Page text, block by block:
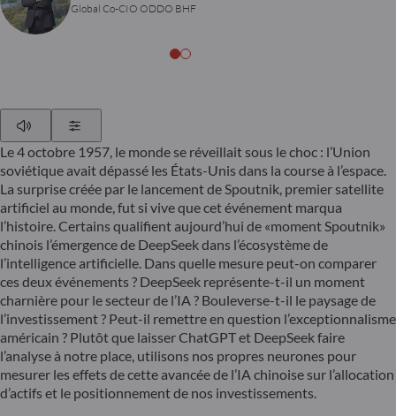
Global Co-CIO ODDO BHF
Le 4 octobre 1957, le monde se réveillait sous le choc : l’Union
soviétique avait dépassé les États-Unis dans la course à l’espace.
La surprise créée par le lancement de Spoutnik, premier satellite
artificiel au monde, fut si vive que cet événement marqua
l’histoire. Certains qualifient aujourd’hui de «moment Spoutnik»
chinois l’émergence de DeepSeek dans l’écosystème de
l’intelligence artificielle. Dans quelle mesure peut-on comparer
ces deux événements ? DeepSeek représente-t-il un moment
charnière pour le secteur de l’IA ? Bouleverse-t-il le paysage de
l’investissement ? Peut-il remettre en question l’exceptionnalisme
américain ? Plutôt que laisser ChatGPT et DeepSeek faire
l’analyse à notre place, utilisons nos propres neurones pour
mesurer les effets de cette avancée de l’IA chinoise sur l’allocation
d’actifs et le positionnement de nos investissements.